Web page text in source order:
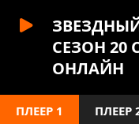
СЕЗОН 20
ОНЛАЙН
ПЛЕЕР 1 ПЛЕЕР